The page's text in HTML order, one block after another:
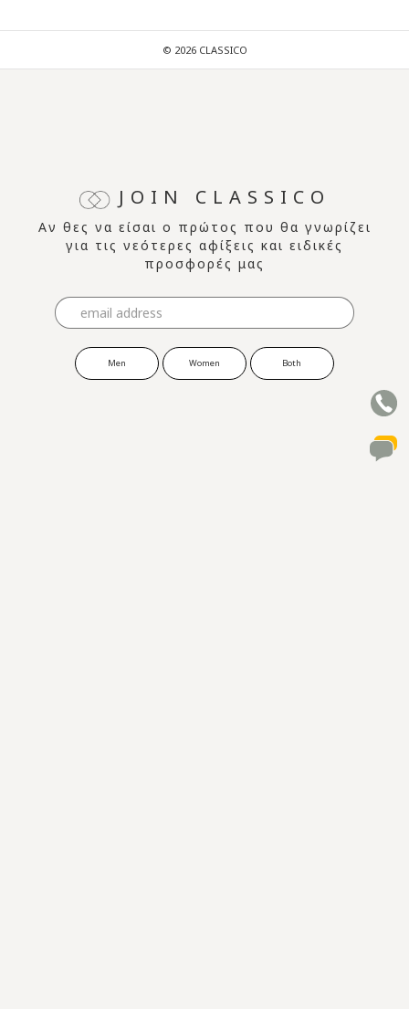
© 2026 CLASSICO
JOIN CLASSICO
Αν θες να είσαι ο πρώτος που θα γνωρίζει
για τις νεότερες αφίξεις και ειδικές
προσφορές μας
Men Women Both